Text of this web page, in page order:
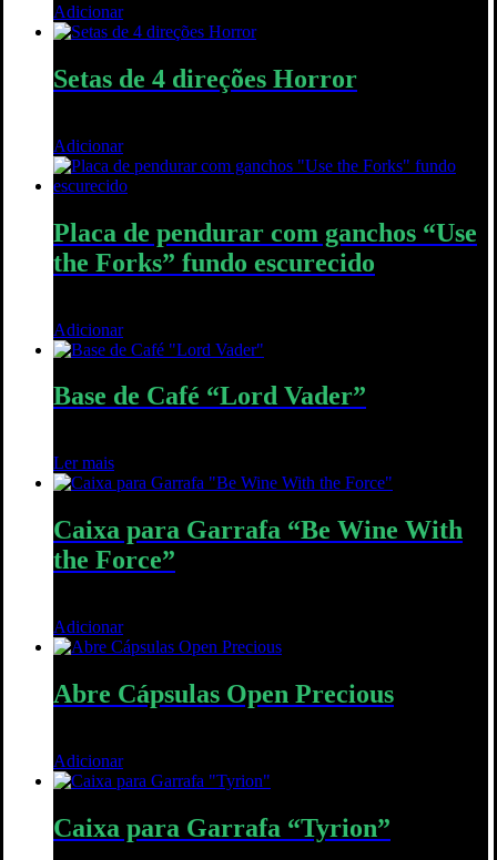
Adicionar
Setas de 4 direções Horror
Adicionar
Placa de pendurar com ganchos “Use
the Forks” fundo escurecido
Adicionar
Base de Café “Lord Vader”
Ler mais
Caixa para Garrafa “Be Wine With
the Force”
Adicionar
Abre Cápsulas Open Precious
Adicionar
Caixa para Garrafa “Tyrion”